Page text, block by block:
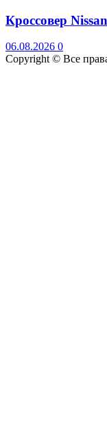
Кроссовер
06.08.2026 0
Copyright © Все